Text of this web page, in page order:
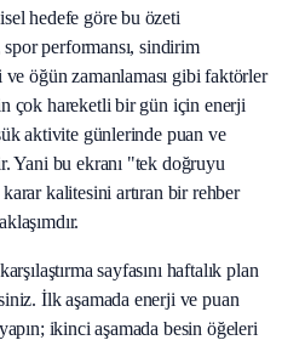
hedefe göre bu özeti
performansı, sindirim
öğün zamanlaması gibi faktörler
çok hareketli bir gün için enerji
aktivite günlerinde puan ve
Yani bu ekranı "tek doğruyu
kalitesini artıran bir rehber
sayfasını haftalık plan
İlk aşamada enerji ve puan
ikinci aşamada besin öğeleri